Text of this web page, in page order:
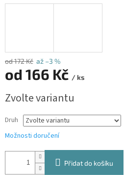
od 172 Kč až –3 %
od 166 Kč / ks
cena:
Zvolte variantu
Druh
Možnosti doručení
Přidat do košíku